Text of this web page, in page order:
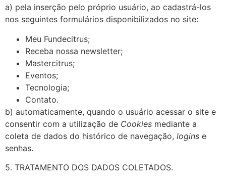
a) pela inserção pelo próprio usuário, ao cadastrá-los
nos seguintes formulários disponibilizados no site:
Meu Fundecitrus;
Receba nossa newsletter;
Mastercitrus;
Eventos;
Tecnologia;
Contato.
b) automaticamente, quando o usuário acessar o site e
consentir com a utilização de Cookies mediante a
coleta de dados do histórico de navegação, logins e
senhas.
5. TRATAMENTO DOS DADOS COLETADOS.